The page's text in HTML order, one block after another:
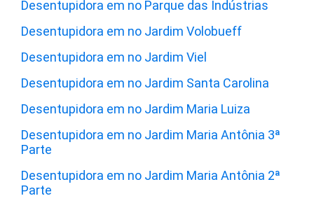
Desentupidora em no Parque das Indústrias
Desentupidora em no Jardim Volobueff
Desentupidora em no Jardim Viel
Desentupidora em no Jardim Santa Carolina
Desentupidora em no Jardim Maria Luiza
Desentupidora em no Jardim Maria Antônia 3ª
Parte
Desentupidora em no Jardim Maria Antônia 2ª
Parte